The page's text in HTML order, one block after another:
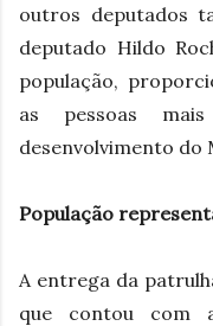
outros deputados
deputado Hildo
população,
as pessoas
desenvolvimento do
População
A entrega da
que contou com